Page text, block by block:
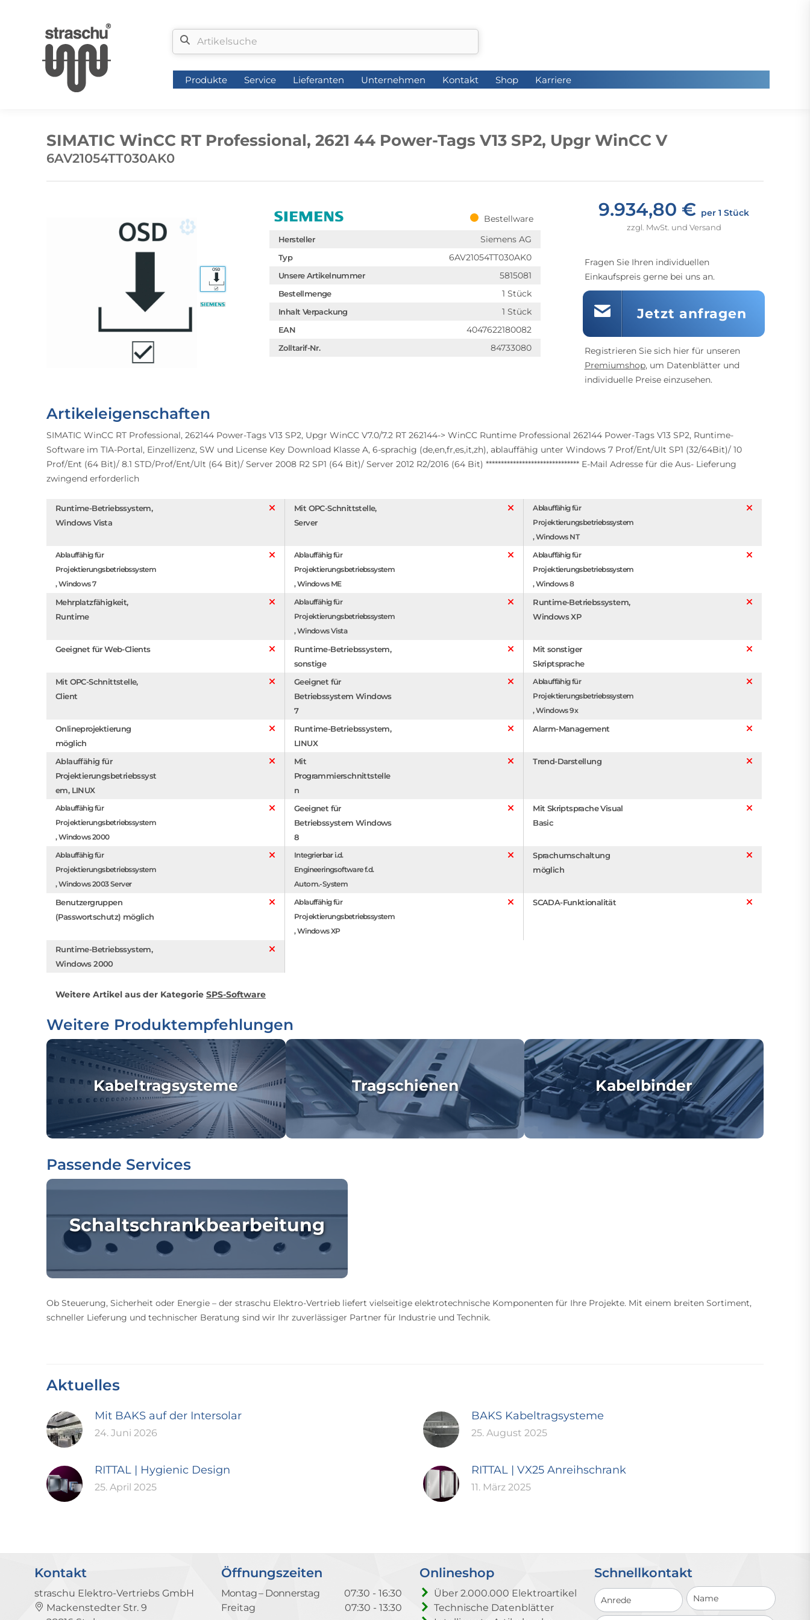
Produkte Service Lieferanten Unternehmen Kontakt Shop Karriere
SIMATIC WinCC RT Professional, 2621 44 Power-Tags V13 SP2, Upgr WinCC V
6AV21054TT030AK0
Bestellware
Hersteller Siemens AG
Typ 6AV21054TT030AK0
Unsere Artikelnummer 5815081
Bestellmenge 1 Stück
Inhalt Verpackung 1 Stück
EAN 4047622180082
Zolltarif-Nr. 84733080
9.934,80 € per 1 Stück
zzgl. MwSt. und Versand
Fragen Sie Ihren individuellen
Einkaufspreis gerne bei uns an.
Jetzt anfragen
Registrieren Sie sich hier für unseren
Premiumshop, um Datenblätter und
individuelle Preise einzusehen.
Artikeleigenschaften
SIMATIC WinCC RT Professional, 262144 Power-Tags V13 SP2, Upgr WinCC V7.0/7.2 RT 262144-> WinCC Runtime Professional 262144 Power-Tags V13 SP2, Runtime-
Software im TIA-Portal, Einzellizenz, SW und License Key Download Klasse A, 6-sprachig (de,en,fr,es,it,zh), ablauffähig unter Windows 7 Prof/Ent/Ult SP1 (32/64Bit)/ 10
Prof/Ent (64 Bit)/ 8.1 STD/Prof/Ent/Ult (64 Bit)/ Server 2008 R2 SP1 (64 Bit)/ Server 2012 R2/2016 (64 Bit) ******************************* E-Mail Adresse für die Aus- Lieferung
zwingend erforderlich
Runtime-Betriebssystem,
Windows Vista
Mit OPC-Schnittstelle,
Server
Ablauffähig für
Projektierungsbetriebssystem
, Windows NT
Ablauffähig für
Projektierungsbetriebssystem
, Windows 7
Ablauffähig für
Projektierungsbetriebssystem
, Windows ME
Ablauffähig für
Projektierungsbetriebssystem
, Windows 8
Mehrplatzfähigkeit,
Runtime
Ablauffähig für
Projektierungsbetriebssystem
, Windows Vista
Runtime-Betriebssystem,
Windows XP
Geeignet für Web-Clients
Runtime-Betriebssystem,
sonstige
Mit sonstiger
Skriptsprache
Mit OPC-Schnittstelle,
Client
Geeignet für
Betriebssystem Windows
7
Ablauffähig für
Projektierungsbetriebssystem
, Windows 9x
Onlineprojektierung
möglich
Runtime-Betriebssystem,
LINUX
Alarm-Management
Ablauffähig für
Projektierungsbetriebssyst
em, LINUX
Mit
Programmierschnittstelle
n
Trend-Darstellung
Ablauffähig für
Projektierungsbetriebssystem
, Windows 2000
Geeignet für
Betriebssystem Windows
8
Mit Skriptsprache Visual
Basic
Ablauffähig für
Projektierungsbetriebssystem
, Windows 2003 Server
Integrierbar i.d.
Engineeringsoftware f.d.
Autom.-System
Sprachumschaltung
möglich
Benutzergruppen
(Passwortschutz) möglich
Ablauffähig für
Projektierungsbetriebssystem
, Windows XP
SCADA-Funktionalität
Runtime-Betriebssystem,
Windows 2000
Weitere Artikel aus der Kategorie SPS-Software
Weitere Produktempfehlungen
Kabeltragsysteme Tragschienen Kabelbinder
Passende Services
Schaltschrankbearbeitung
Ob Steuerung, Sicherheit oder Energie – der straschu Elektro-Vertrieb liefert vielseitige elektrotechnische Komponenten für Ihre Projekte. Mit einem breiten Sortiment,
schneller Lieferung und technischer Beratung sind wir Ihr zuverlässiger Partner für Industrie und Technik.
Aktuelles
Mit BAKS auf der Intersolar
24. Juni 2026
BAKS Kabeltragsysteme
25. August 2025
RITTAL | Hygienic Design
25. April 2025
RITTAL | VX25 Anreihschrank
11. März 2025
Kontakt
straschu Elektro-Vertriebs GmbH
Mackenstedter Str. 9
Öffnungszeiten
Montag – Donnerstag
07:30 - 16:30
Freitag
07:30 - 13:30
Onlineshop
Über 2.000.000 Elektroartikel
Technische Datenblätter
Schnellkontakt
Schnellkontakt
Produkte Service Lieferanten Unternehmen Kontakt